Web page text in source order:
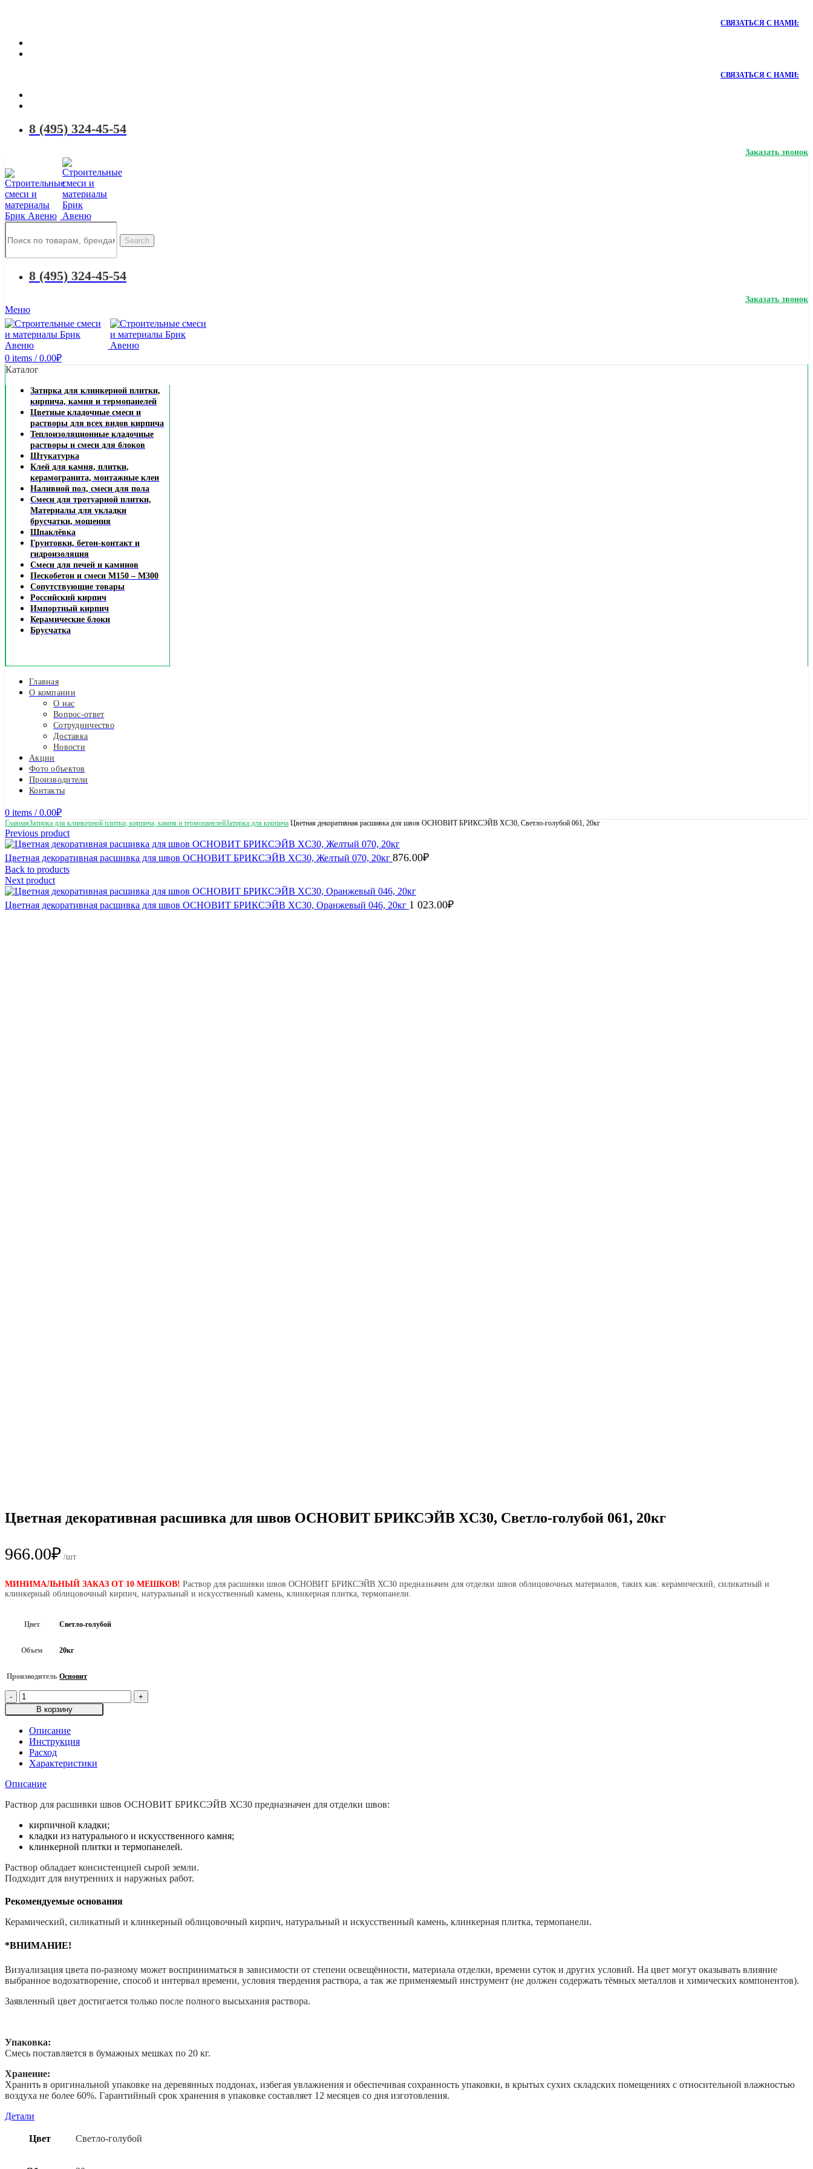
СВЯЗАТЬСЯ С НАМИ:
СВЯЗАТЬСЯ С НАМИ:
8 (495) 324-45-54
Заказать звонок
Search
8 (495) 324-45-54
Заказать звонок
Меню
0 items / 0.00₽
Каталог
Затирка для клинкерной плитки,
кирпича, камня и термопанелей
Цветные кладочные смеси и
растворы для всех видов кирпича
Теплоизоляционные кладочные
растворы и смеси для блоков
Штукатурка
Клей для камня, плитки,
керамогранита, монтажные клеи
Наливной пол, смеси для пола
Смеси для тротуарной плитки,
Материалы для укладки
брусчатки, мощения
Шпаклёвка
Грунтовки, бетон-контакт и
гидроизоляция
Смеси для печей и каминов
Пескобетон и смеси М150 – М300
Сопутствующие товары
Российский кирпич
Импортный кирпич
Керамические блоки
Брусчатка
Главная
О компании
О нас
Вопрос-ответ
Сотрудничество
Доставка
Новости
Акции
Фото объектов
Производители
Контакты
0 items / 0.00₽
ГлавнаяЗатирка для клинкерной плитки, кирпича, камня и термопанелейЗатирка для кирпича Цветная декоративная расшивка для швов ОСНОВИТ БРИКСЭЙВ XC30, Светло-голубой 061, 20кг
Previous product
Цветная декоративная расшивка для швов ОСНОВИТ БРИКСЭЙВ XC30, Желтый 070, 20кг 876.00₽
Back to products
Next product
Цветная декоративная расшивка для швов ОСНОВИТ БРИКСЭЙВ XC30, Оранжевый 046, 20кг 1 023.00₽
Цветная декоративная расшивка для швов ОСНОВИТ БРИКСЭЙВ XC30, Светло-голубой 061, 20кг
966.00₽ /шт
МИНИМАЛЬНЫЙ ЗАКАЗ ОТ 10 МЕШКОВ! Раствор для расшивки швов ОСНОВИТ БРИКСЭЙВ ХС30 предназначен для отделки швов облицовочных материалов, таких как: керамический, силикатный и
клинкерный облицовочный кирпич, натуральный и искусственный камень, клинкерная плитка, термопанели.
Цвет Светло-голубой
Объем 20кг
Производитель Основит
Количество
товара
Цветная
декоративная
расшивка
для
швов
ОСНОВИТ
БРИКСЭЙВ
Светло-
061,
20кг
В корзину
Описание
Инструкция
Расход
Характеристики
Описание
Раствор для расшивки швов ОСНОВИТ БРИКСЭЙВ ХС30 предназначен для отделки швов:
кирпичной кладки;
кладки из натурального и искусственного камня;
клинкерной плитки и термопанелей.
Раствор обладает консистенцией сырой земли.
Подходит для внутренних и наружных работ.
Рекомендуемые основания
Керамический, силикатный и клинкерный облицовочный кирпич, натуральный и искусственный камень, клинкерная плитка, термопанели.
*ВНИМАНИЕ!
Визуализация цвета по-разному может восприниматься в зависимости от степени освещённости, материала отделки, времени суток и других условий. На цвет могут оказывать влияние
выбранное водозатворение, способ и интервал времени, условия твердения раствора, а так же применяемый инструмент (не должен содержать тёмных металлов и химических компонентов).
Заявленный цвет достигается только после полного высыхания раствора.
Упаковка:
Смесь поставляется в бумажных мешках по 20 кг.
Хранение:
Хранить в оригинальной упаковке на деревянных поддонах, избегая увлажнения и обеспечивая сохранность упаковки, в крытых сухих складских помещениях с относительной влажностью
воздуха не более 60%. Гарантийный срок хранения в упаковке составляет 12 месяцев со дня изготовления.
Детали
Цвет Светло-голубой